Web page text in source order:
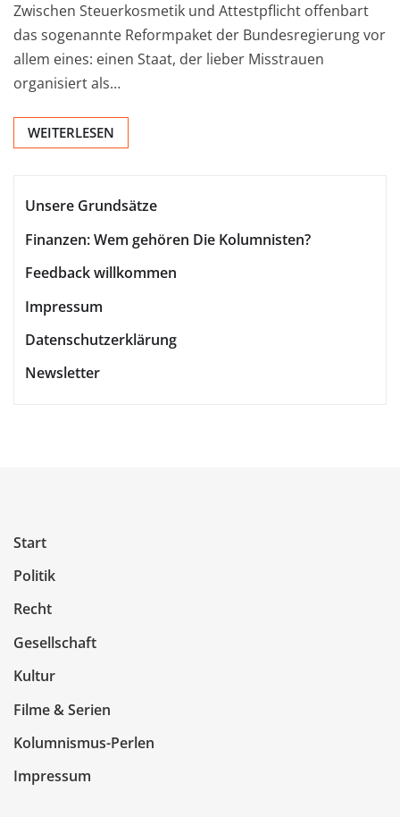
Zwischen Steuerkosmetik und Attestpflicht offenbart
das sogenannte Reformpaket der Bundesregierung vor
allem eines: einen Staat, der lieber Misstrauen
organisiert als…
WEITERLESEN
Unsere Grundsätze
Finanzen: Wem gehören Die Kolumnisten?
Feedback willkommen
Impressum
Datenschutzerklärung
Newsletter
Start
Politik
Recht
Gesellschaft
Kultur
Filme & Serien
Kolumnismus-Perlen
Impressum